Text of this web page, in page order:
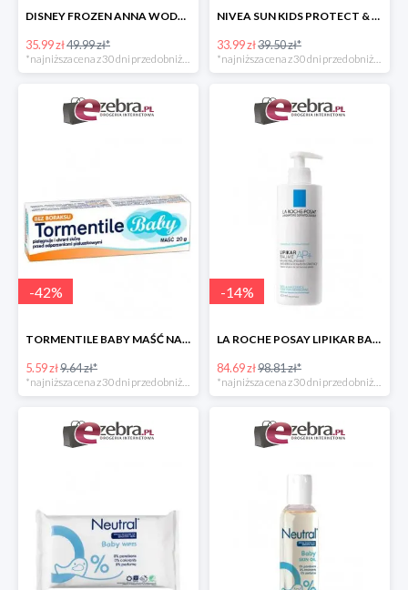
DISNEY FROZEN ANNA WODA TOALETOWA DLA DZIECI
35.99 zł49.99 zł*
*najniższa cena z 30 dni przed obniżką
NIVEA SUN KIDS PROTECT & CARE BALSAM DLA DZIECI SPF30
33.99 zł39.50 zł*
*najniższa cena z 30 dni przed obniżką
-42%
TORMENTILE BABY MAŚĆ NA ODPARZENIA PIELUSZKOWE
5.59 zł9.64 zł*
-14%
LA ROCHE POSAY LIPIKAR BAUME AP+ BALSAM UZUPEŁNIAJĄCY POZIOM LIPIDÓW
84.69 zł98.81 zł*